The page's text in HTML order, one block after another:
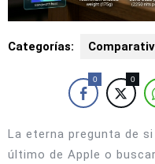
Categorías:
0 0
La eterna pregunta de
último de Apple o